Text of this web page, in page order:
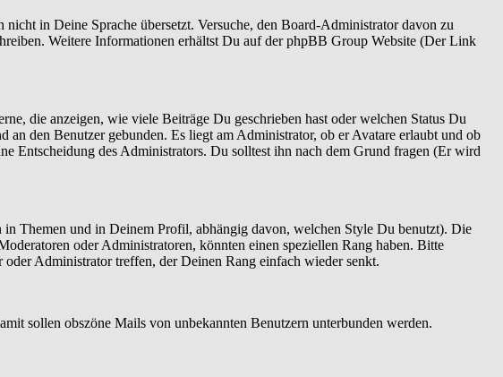
in Deine Sprache übersetzt. Versuche, den Board-Administrator davon zu
Weitere Informationen erhältst Du auf der phpBB Group Website (Der Link
die anzeigen, wie viele Beiträge Du geschrieben hast oder welchen Status Du
den Benutzer gebunden. Es liegt am Administrator, ob er Avatare erlaubt und ob
Entscheidung des Administrators. Du solltest ihn nach dem Grund fragen (Er wird
Themen und in Deinem Profil, abhängig davon, welchen Style Du benutzt). Die
oder Administratoren, könnten einen speziellen Rang haben. Bitte
Administrator treffen, der Deinen Rang einfach wieder senkt.
sollen obszöne Mails von unbekannten Benutzern unterbunden werden.